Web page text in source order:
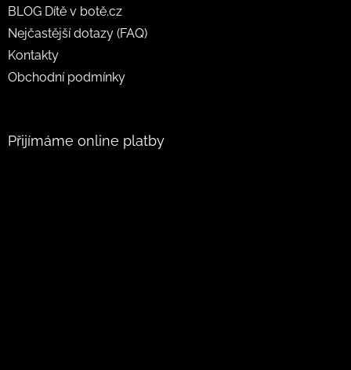
BLOG Dítě v botě.cz
Nejčastější dotazy (FAQ)
Kontakty
Obchodní podmínky
Přijímáme online platby